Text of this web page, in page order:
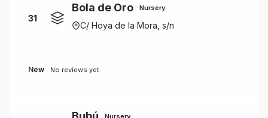
31
Bola de Oro Nursery
C/ Hoya de la Mora, s/n
New No reviews yet
Nursery